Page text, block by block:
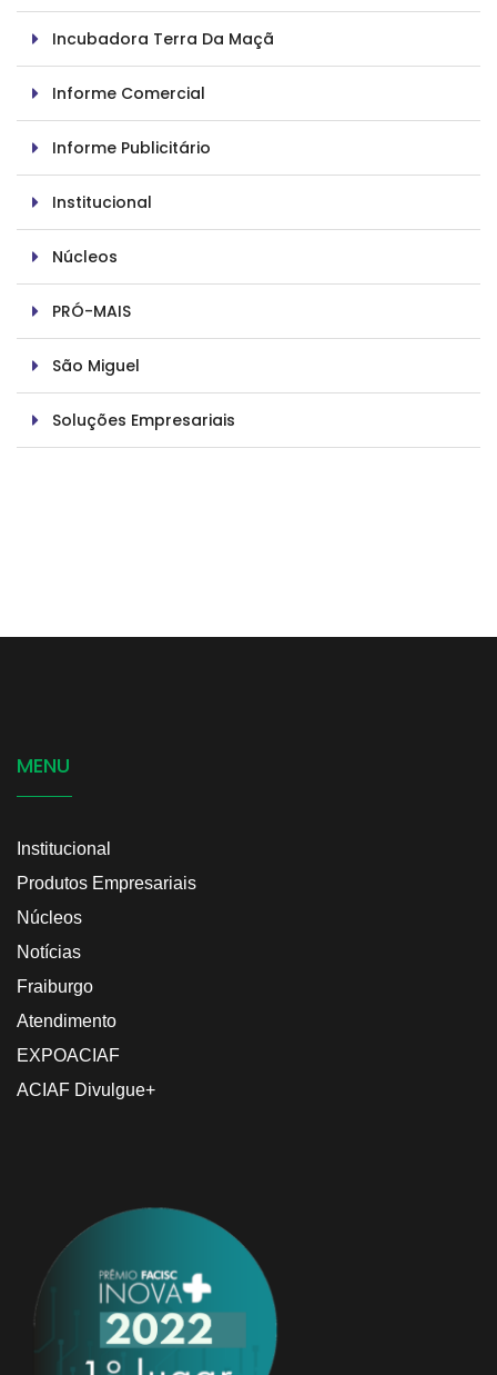
Incubadora Terra Da Maçã
Informe Comercial
Informe Publicitário
Institucional
Núcleos
PRÓ-MAIS
São Miguel
Soluções Empresariais
MENU
Institucional
Produtos Empresariais
Núcleos
Notícias
Fraiburgo
Atendimento
EXPOACIAF
ACIAF Divulgue+